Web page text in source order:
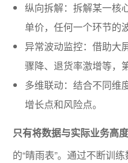
纵向拆解：拆解某一核
单价，任何一个环节的
异常波动监控：借助大
骤降、退货率激增等，
多维联动：结合不同维
增长点和风险点。
只有将数据与实际业务高
的“晴雨表”。通过不断训